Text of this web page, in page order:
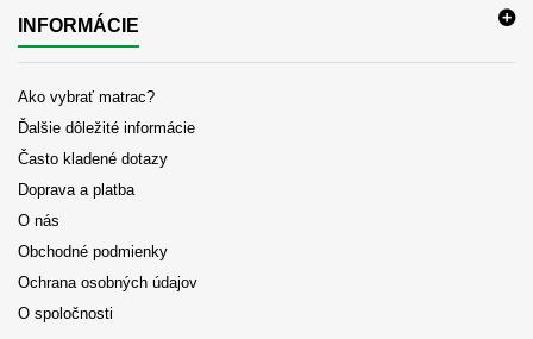
INFORMÁCIE
Ako vybrať matrac?
Ďalšie dôležité informácie
Často kladené dotazy
Doprava a platba
O nás
Obchodné podmienky
Ochrana osobných údajov
O spoločnosti